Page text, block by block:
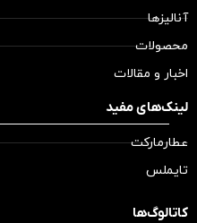
آنالیزها
محصولات
اخبار و مقالات
لینک‌های مفید
عطارمارکت
تایملس
کاتالوگ‌ها